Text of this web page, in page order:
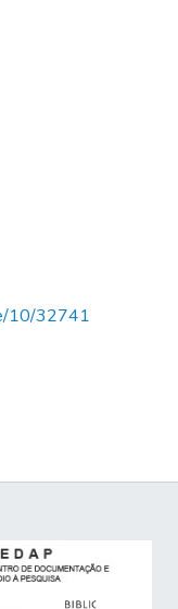
10/32741